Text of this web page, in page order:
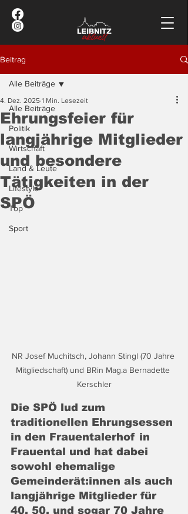
Beitrag
Alle Beiträge
Politik
Wirtschaft
Land & Leute
Lifestyle
Top
Sport
Alle Beiträge
Ehrungsfeier für
langjährige Mitglieder
und besondere
Tätigkeiten in der
SPÖ
4. Dez. 2025 1 Min. Lesezeit
NR Josef Muchitsch, Johann Stingl (70 Jahre
Mitgliedschaft) und BRin Mag.a Bernadette
Kerschler
Die SPÖ lud zum
traditionellen Ehrungsessen
in den Frauentalerhof in
Frauental und hat dabei
sowohl ehemalige
Gemeinderät:innen als auch
langjährige Mitglieder für
40, 50, und sogar 70 Jahre